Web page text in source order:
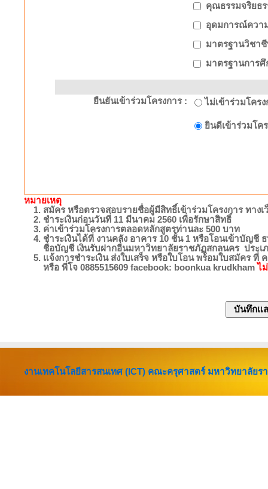
คุณธรรมจริยธ
อุดมการณ์ควา
มาตรฐานวิชา
มาตรฐานการ
ยืนยันเข้าร่วมโครงการ : ไม่เข้าร่วมโครง
ยินดีเข้าร่วมโค
หมายเหตุ
1. สมัคร หรือตรวจสอบรายชื่อผู้มีสิทธิ์เข้าร่วมโครงการ ทาง
2. ชำระเงินก่อนวันที่ 11 มีนาคม 2560 เพื่อรักษาสิทธิ์
3. ค่าเข้าร่วมโครงการตลอดหลักสูตรท่านละ 500 บาท
4. ชำระเงินได้ที่ งานคลัง อาคาร 10 ชั้น 1 หรือโอนเข้าบัญชี
ชื่อบัญชี เงินรับฝากอื่นมหาวิทยาลัยราชภัฏสกลนครประเ
5. แจ้งการชำระเงิน ส่งใบเสร็จ หรือใบโอน พร้อมใบสมัคร ที่
หรือ พี่โจ 0885515609 facebook: boonkua krudkhamไ
งานเทคโนโลยีสารสนเทศ (ICT) คณะครุศาสตร์ มหาวิทยาลัยร